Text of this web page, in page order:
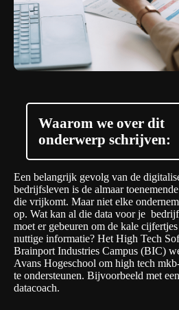
Waarom we over dit
onderwerp schrijven:
Een belangrijk gevolg van de
bedrijfsleven is de almaar
die vrijkomt. Maar niet elke
op. Wat kan al die data voor je
moet er gebeuren om de kale
nuttige informatie? Het High Tech
Brainport Industries Campus (BIC)
Avans Hogeschool om high tech
te ondersteunen. Bijvoorbeeld met
datacoach.